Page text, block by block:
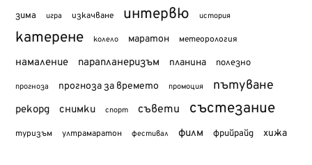
зима игра изкачване интервю история
катерене колело маратон метеорология
намаление парапланеризъм планина полезно
прогноза прогноза за времето промоция пътуване
рекорд снимки спорт съвети състезание
туризъм ултрамаратон фестивал филм фрийрайд хижа